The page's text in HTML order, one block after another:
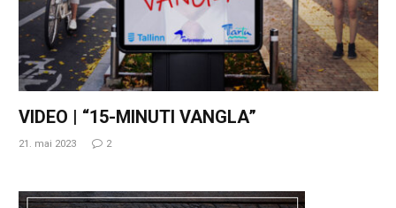
VIDEO | “15-MINUTI VANGLA”
21. mai 2023 2